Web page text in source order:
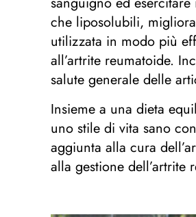
che liposolubili,
utilizzata in modo più
all’artrite reumatoide.
salute generale delle
Insieme a una dieta
uno stile di vita sano
aggiunta alla cura
alla gestione